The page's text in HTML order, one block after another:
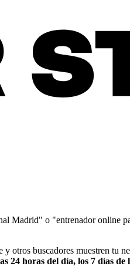
Madrid" o "entrenador online
otros buscadores muestren tu
24 horas del día, los 7 días de